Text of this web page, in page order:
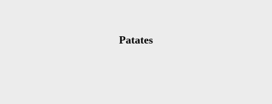
Patates